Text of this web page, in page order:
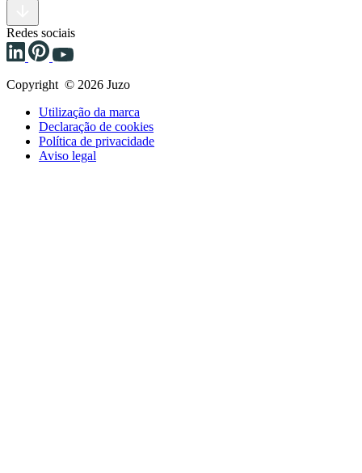
Redes sociais
Copyright © 2026 Juzo
Utilização da marca
Declaração de cookies
Política de privacidade
Aviso legal